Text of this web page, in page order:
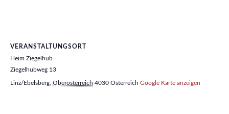
VERANSTALTUNGSORT
Heim Ziegelhub
Ziegelhubweg 13
Linz/Ebelsberg Oberösterreich 4030 Österreich Google Karte anzeigen